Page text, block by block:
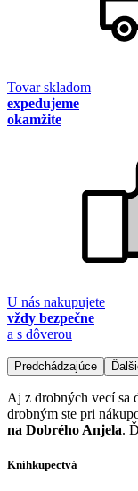
Tovar skladom
expedujeme
okamžite
U nás nakupujete
vždy bezpečne
a s dôverou
Predchádzajúce
Aj z drobných vecí
drobným ste pri
na Dobrého Anjela.
Kníhkupectvá